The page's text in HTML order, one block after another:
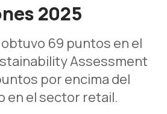
2025
69 puntos en el
Assessment
por encima del
en el sector retail.